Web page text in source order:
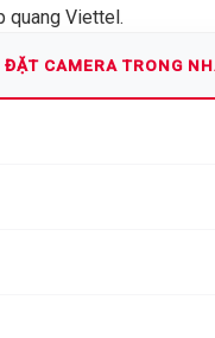
quang Viettel.
CAMERA TRONG